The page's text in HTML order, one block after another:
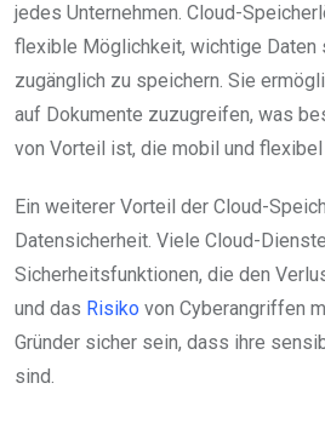
jedes Unternehmen. Cloud-
flexible Möglichkeit, wichtige Daten
zugänglich zu speichern. Sie
auf Dokumente zuzugreifen, was
von Vorteil ist, die mobil und
Ein weiterer Vorteil der Cloud-
Datensicherheit. Viele Cloud-
Sicherheitsfunktionen, die den
und das Risiko von Cyberangriffen
Gründer sicher sein, dass ihre
sind.